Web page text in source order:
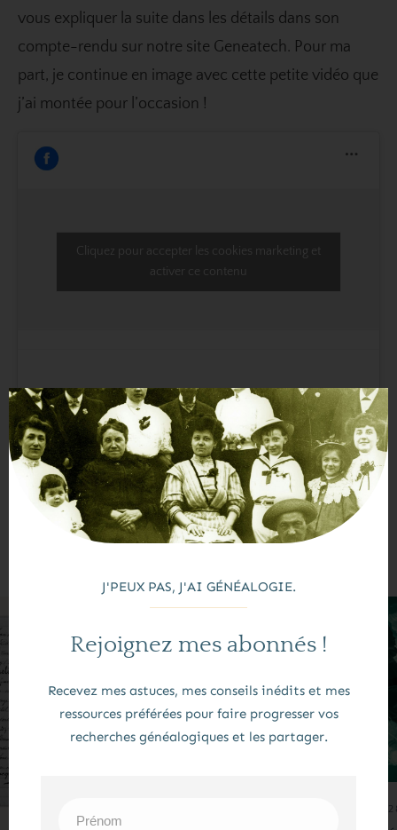
vous expliquer la suite dans les détails dans son
compte-rendu sur notre site Geneatech. Pour ma
part, je continue en image avec cette petite vidéo que
j’ai montée pour l’occasion !
Cliquez pour accepter les cookies marketing et
activer ce contenu
Pour conclure, cette journée nous a mis des étoiles
dans les yeux. Pas besoin d’avoir des branches en
commun pour faire partie d’une belle famille !
Assurément la communauté des généablogueurs
avec son énergie et sa bienveillance a de beaux jours
J'PEUX PAS, J'AI GÉNÉALOGIE.
Rejoignez mes abonnés !
Recevez mes astuces, mes conseils inédits et mes
ressources préférées pour faire progresser vos
recherches généalogiques et les partager.